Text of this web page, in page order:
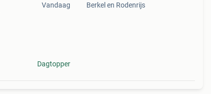
Vandaag
Dagtopper
Berkel en Rodenrijs